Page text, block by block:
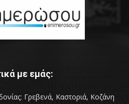
με εμάς:
Γρεβενά, Καστοριά, Κοζάνη